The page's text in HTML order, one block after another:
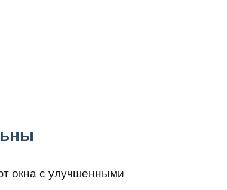
окна с улучшенными